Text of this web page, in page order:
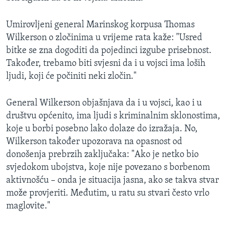
Umirovljeni general Marinskog korpusa Thomas
Wilkerson o zločinima u vrijeme rata kaže: "Usred
bitke se zna dogoditi da pojedinci izgube prisebnost.
Također, trebamo biti svjesni da i u vojsci ima loših
ljudi, koji će počiniti neki zločin."
General Wilkerson objašnjava da i u vojsci, kao i u
društvu općenito, ima ljudi s kriminalnim sklonostima,
koje u borbi posebno lako dolaze do izražaja. No,
Wilkerson također upozorava na opasnost od
donošenja prebrzih zaključaka: "Ako je netko bio
svjedokom ubojstva, koje nije povezano s borbenom
aktivnošću – onda je situacija jasna, ako se takva stvar
može provjeriti. Međutim, u ratu su stvari često vrlo
maglovite."